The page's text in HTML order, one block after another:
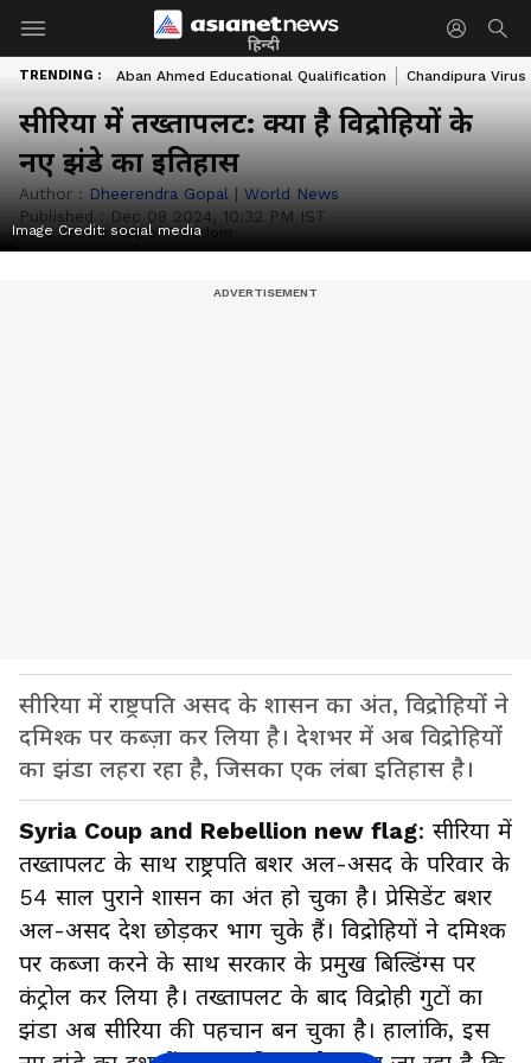
हिन्दी
TRENDING : Aban Ahmed Educational Qualification Chandipura
सीरिया में तख्तापलट: क्या है विद्रोहियों के
नए झंडे का इतिहास
Author : Dheerendra Gopal | World News
Published : Dec 08 2024, 10:32 PM IST
Image Credit: social media
सीरिया में राष्ट्रपति असद के शासन का अंत, विद्रोहियों ने
दमिश्क पर कब्ज़ा कर लिया है। देशभर में अब विद्रोहियों
का झंडा लहरा रहा है, जिसका एक लंबा इतिहास है।
Syria Coup and Rebellion new flag: सीरिया में
तख्तापलट के साथ राष्ट्रपति बशर अल-असद के परिवार के
54 साल पुराने शासन का अंत हो चुका है। प्रेसिडेंट बशर
अल-असद देश छोड़कर भाग चुके हैं। विद्रोहियों ने दमिश्क
पर कब्जा करने के साथ सरकार के प्रमुख बिल्डिंग्स पर
कंट्रोल कर लिया है। तख्तापलट के बाद विद्रोही गुटों का
झंडा अब सीरिया की पहचान बन चुका है। हालांकि, इस